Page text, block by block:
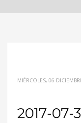
MIÉRCOLES, 06
2017-07-